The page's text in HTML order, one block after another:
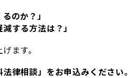
のか？」
する方法は？」
ます。
律相談」をお申込みください。